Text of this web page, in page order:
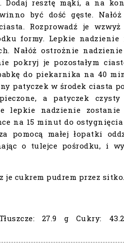
resztę mąki, a na
być dość gęste.
Rozprowadź je
formy. Lepkie nadzienie
Nałóż ostrożnie
pokryj je pozostałym
do piekarnika na 40
patyczek w środek ciasta
a patyczek czysty
lepkie nadzienie zostanie
na 15 minut do
pomocą małej łopatki
o tulejce pośrodku, i
je cukrem pudrem przez sitko.
27.9 g Cukry: